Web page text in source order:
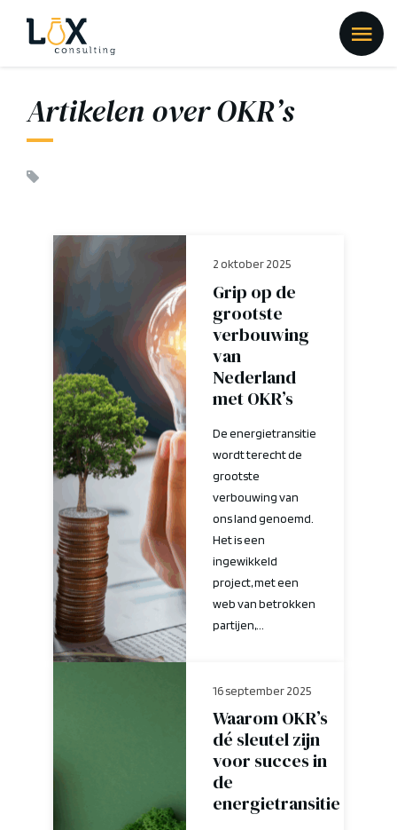
Artikelen over OKR’s
2 oktober 2025
Grip op de
grootste
verbouwing
van
Nederland
met OKR’s
De energietransitie
wordt terecht de
grootste
verbouwing van
ons land genoemd.
Het is een
ingewikkeld
project, met een
web van betrokken
partijen,...
16 september 2025
Waarom OKR’s
dé sleutel zijn
voor succes in
de
energietransitie